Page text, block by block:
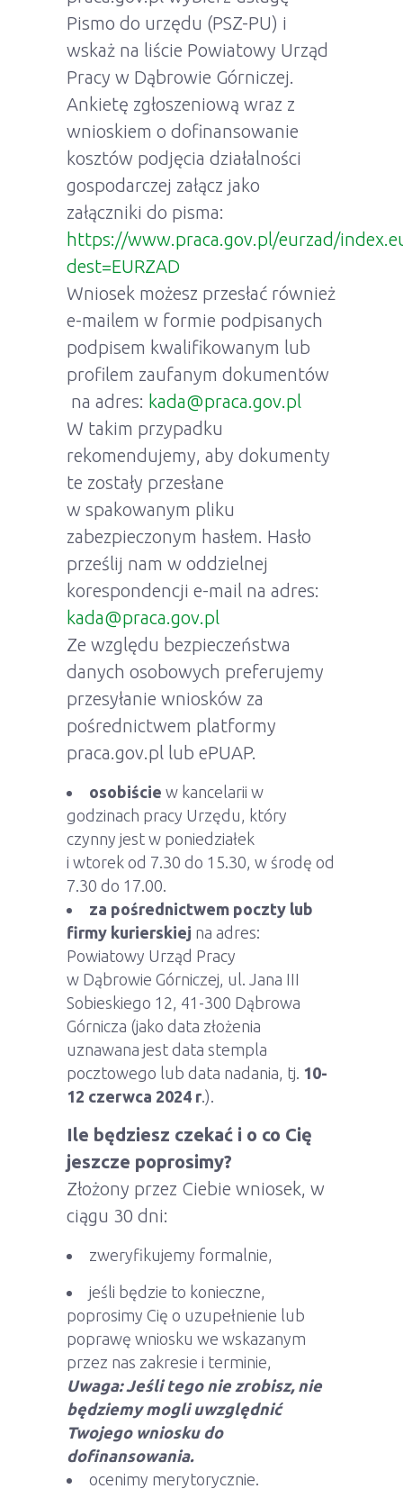
Pismo do urzędu (PSZ-PU) i
wskaż na liście Powiatowy Urząd
Pracy w Dąbrowie Górniczej.
Ankietę zgłoszeniową wraz z
wnioskiem o dofinansowanie
kosztów podjęcia działalności
gospodarczej załącz jako
załączniki do pisma:
https://www.praca.gov.pl/eurzad/
dest=EURZAD
Wniosek możesz przesłać również
e-mailem w formie podpisanych
podpisem kwalifikowanym lub
profilem zaufanym dokumentów
na adres: kada@praca.gov.pl
W takim przypadku
rekomendujemy, aby dokumenty
te zostały przesłane
w spakowanym pliku
zabezpieczonym hasłem. Hasło
prześlij nam w oddzielnej
korespondencji e-mail na adres:
kada@praca.gov.pl
Ze względu bezpieczeństwa
danych osobowych preferujemy
przesyłanie wniosków za
pośrednictwem platformy
praca.gov.pl lub ePUAP.
osobiście w kancelarii w
godzinach pracy Urzędu, który
czynny jest w poniedziałek
i wtorek od 7.30 do 15.30, w środę od
7.30 do 17.00.
za pośrednictwem poczty lub
firmy kurierskiej na adres:
Powiatowy Urząd Pracy
w Dąbrowie Górniczej, ul. Jana III
Sobieskiego 12, 41-300 Dąbrowa
Górnicza (jako data złożenia
uznawana jest data stempla
pocztowego lub data nadania, tj. 10-
12 czerwca 2024 r .).
Ile będziesz czekać i o co Cię
jeszcze poprosimy?
Złożony przez Ciebie wniosek, w
ciągu 30 dni:
zweryfikujemy formalnie,
jeśli będzie to konieczne,
poprosimy Cię o uzupełnienie lub
poprawę wniosku we wskazanym
przez nas zakresie i terminie,
Uwaga: Jeśli tego nie zrobisz, nie
będziemy mogli uwzględnić
Twojego wniosku do
dofinansowania.
ocenimy merytorycznie.